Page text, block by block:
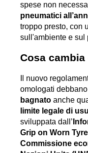
spese non
pneumatici
troppo presto, con
sull'ambiente e sul
Cosa cambia
Il nuovo
omologati
bagnato
limite legale di
sviluppata dall’
Grip on Worn
Commissione